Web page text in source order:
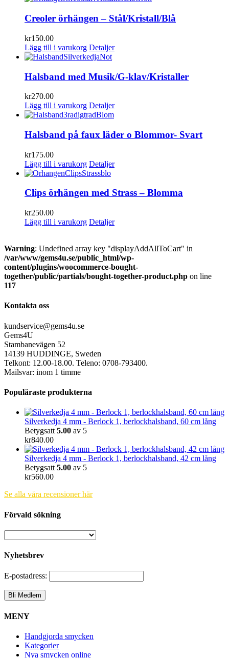
Creoler örhängen – Stål/Kristall/Blå
kr150.00
Lägg till i varukorg Detaljer
Halsband med Musik/G-klav/Kristaller
kr270.00
Lägg till i varukorg Detaljer
Halsband på faux läder o Blommor- Svart
kr175.00
Lägg till i varukorg Detaljer
Clips örhängen med Strass – Blomma
kr250.00
Lägg till i varukorg Detaljer
Warning: Undefined array key "displayAddAllToCart" in
/var/www/gems4u.se/public_html/wp-
content/plugins/woocommerce-bought-
together/public/partials/bought-together-product.php on line
117
Kontakta oss
kundservice@gems4u.se
Gems4U
Stambanevägen 52
14139 HUDDINGE, Sweden
Telkont: 12.00-18.00. Teleno: 0708-793400.
Mailsvar: inom 1 timme
Populäraste produkterna
Silverkedja 4 mm - Berlock 1, berlockhalsband, 60 cm lång
Betygsatt 5.00 av 5
kr840.00
Silverkedja 4 mm - Berlock 1, berlockhalsband, 42 cm lång
Betygsatt 5.00 av 5
kr560.00
Se alla våra recensioner här
Förvald sökning
Nyhetsbrev
E-postadress:
MENY
Handgjorda smycken
Kategorier
Nya smycken online